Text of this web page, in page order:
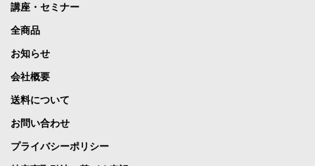
講座・セミナー
全商品
お知らせ
会社概要
送料について
お問い合わせ
プライバシーポリシー